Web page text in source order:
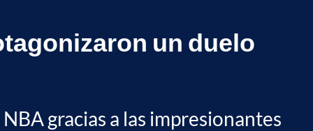
un duelo
gracias a las impresionantes